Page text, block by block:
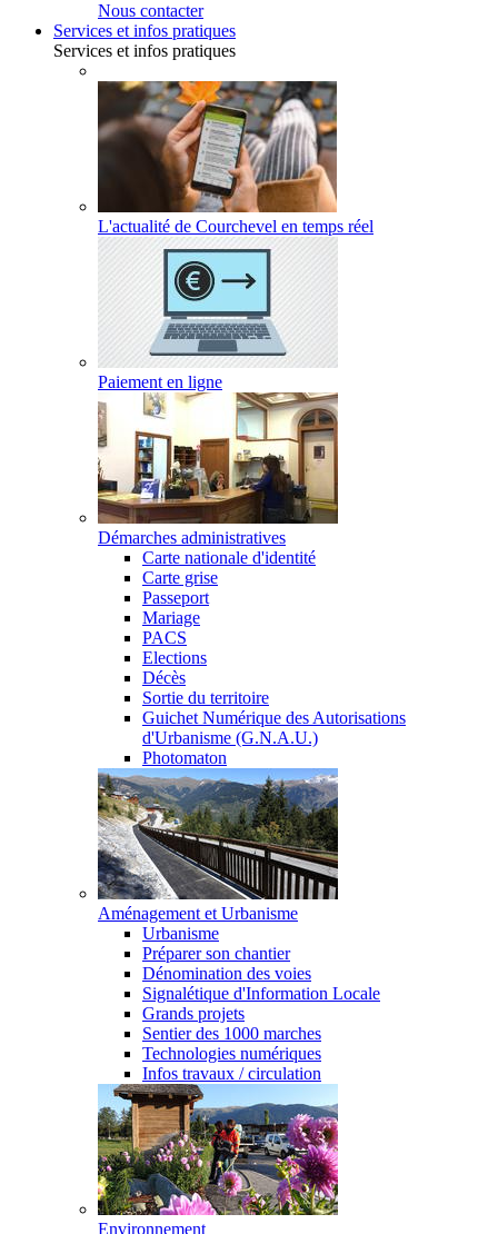
Nous contacter
Services et infos pratiques
Services et infos pratiques
L'actualité de Courchevel en temps réel
Paiement en ligne
Démarches administratives
Carte nationale d'identité
Carte grise
Passeport
Mariage
PACS
Elections
Décès
Sortie du territoire
Guichet Numérique des Autorisations
d'Urbanisme (G.N.A.U.)
Photomaton
Aménagement et Urbanisme
Urbanisme
Préparer son chantier
Dénomination des voies
Signalétique d'Information Locale
Grands projets
Sentier des 1000 marches
Technologies numériques
Infos travaux / circulation
Environnement